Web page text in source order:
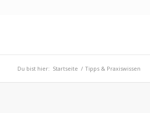
Du bist hier: Startseite / Tipps & Praxiswissen